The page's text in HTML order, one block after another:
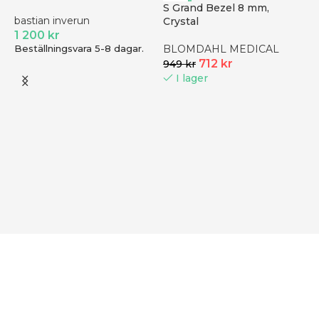
bastian inverun
1 200 kr
Beställningsvara 5-8 dagar.
S Grand Bezel 8 mm,
Crystal
BLOMDAHL MEDICAL
949kr 712 kr
I lager